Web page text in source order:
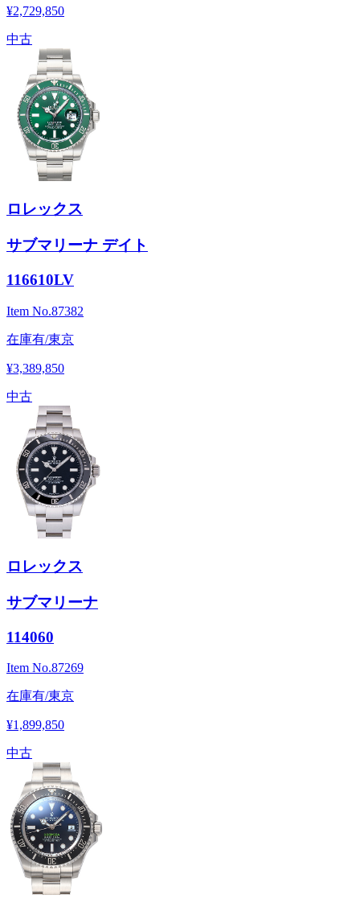
¥2,729,850
中古
ロレックス
サブマリーナ デイト
116610LV
Item No.87382
在庫有/東京
¥3,389,850
中古
ロレックス
サブマリーナ
114060
Item No.87269
在庫有/東京
¥1,899,850
中古